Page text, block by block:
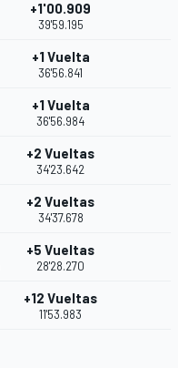
+1'00.909
39'59.195
+1 Vuelta
36'56.841
+1 Vuelta
36'56.984
+2 Vueltas
34'23.642
+2 Vueltas
34'37.678
+5 Vueltas
28'28.270
+12 Vueltas
11'53.983